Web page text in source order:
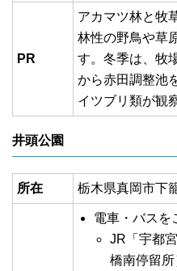
PR
アカマツ林と牧
林性の野鳥や草
す。冬季は、牧
から赤田調整池
イツブリ類が観
井頭公園
所在 栃木県真岡市下
電車・バスを
JR「宇都
橋南停留